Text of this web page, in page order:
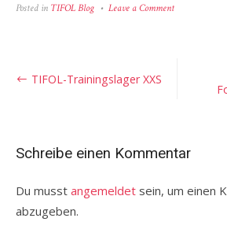
Posted in TIFOL Blog Leave a Commenton
Beitragsnavigation
TIFOL-Trainingslager XXS
Schreibe einen Kommentar
Du musst angemeldet sein, um einen
abzugeben.